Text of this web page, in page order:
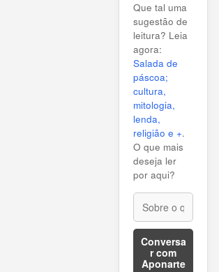
Que tal uma
sugestão de
leitura? Leia
agora:
Salada de
páscoa;
cultura,
mitologia,
lenda,
religião e +.
O que mais
deseja ler
por aqui?
Conversa
r com
Aponarte